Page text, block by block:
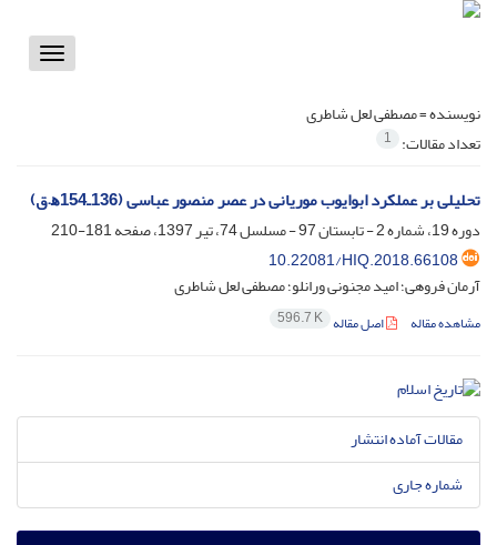
Toggle
نویسنده =مصطفی لعل شاطری
تعداد مقالات: 1
تحلیلی بر عملکرد ابوایوب موریانی در عصر منصور عباسی (136ـ154ﻫ.ق)
دوره 19، شماره 2 - تابستان 97 - مسلسل 74، تیر 1397، صفحه
181-210
10.22081/HIQ.2018.66108
آرمان فروهی؛ امید مجنونی ورانلو؛ مصطفی لعل شاطری
مشاهده مقاله اصل مقاله 596.7 K
مقالات آماده انتشار
شماره جاری